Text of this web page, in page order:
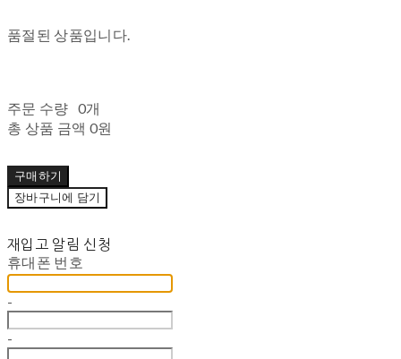
품절된 상품입니다.
주문 수량 0개
총 상품 금액 0원
구매하기
장바구니에 담기
재입고 알림 신청
휴대폰 번호
-
-